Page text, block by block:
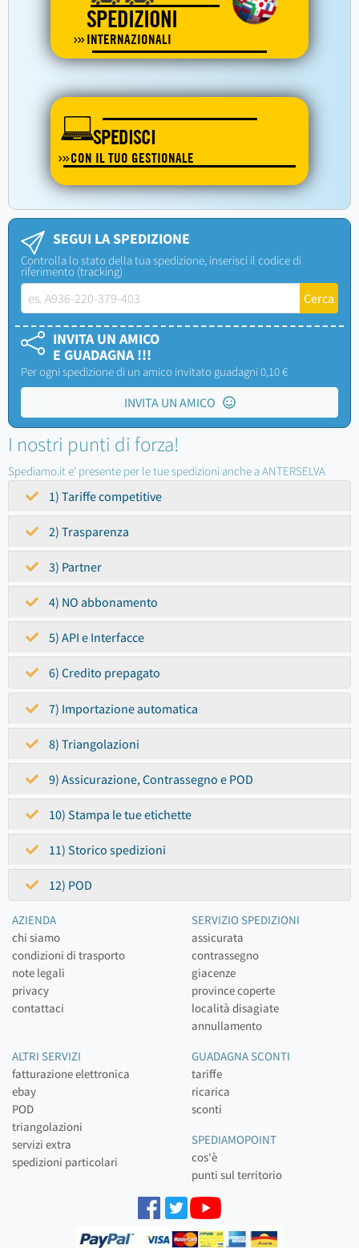
SPEDIZIONI
INTERNAZIONALI
SPEDISCI
CON IL TUO GESTIONALE
SEGUI LA SPEDIZIONE
Controlla lo stato della tua spedizione, inserisci il codice di
riferimento (tracking)
INVITA UN AMICO
E GUADAGNA !!!
Per ogni spedizione di un amico invitato guadagni 0,10 €
INVITA UN AMICO
I nostri punti di forza!
Spediamo.it e' presente per le tue spedizioni anche a ANTERSELVA
1) Tariffe competitive
2) Trasparenza
3) Partner
4) NO abbonamento
5) API e Interfacce
6) Credito prepagato
7) Importazione automatica
8) Triangolazioni
9) Assicurazione, Contrassegno e POD
10) Stampa le tue etichette
11) Storico spedizioni
12) POD
AZIENDA
chi siamo
condizioni di trasporto
note legali
privacy
contattaci
SERVIZIO SPEDIZIONI
assicurata
contrassegno
giacenze
province coperte
località disagiate
annullamento
ALTRI SERVIZI
fatturazione elettronica
ebay
POD
triangolazioni
servizi extra
spedizioni particolari
GUADAGNA SCONTI
tariffe
ricarica
sconti
SPEDIAMOPOINT
cos'è
punti sul territorio